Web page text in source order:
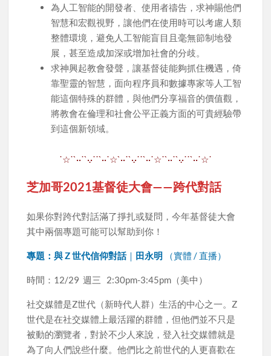
為人工智能的開發者、使用者禱告，求神賜他們
智慧和宏觀視野，讓他們在使用時可以考慮人類
整體環境，避免人工智能盲目且毫無節制地發
展，甚至造成加深或增加社會的分歧。
求神興起教會發聲，讓基督徒能夠抓住機遇，倚
靠聖靈的智慧，面向程序員和數據專家等人工智
能這個特殊的群體，與他們分享福音的價值觀，
將教會在倫理和社會公平正義方面的可貴經驗帶
到這個新領域。
˙☆˙`··˙`·.·˙˙`··˙☆`··˙`·.·˙˙`··˙☆˙`··˙`·.·˙˙`··˙☆˙
芝加哥2021基督徒大會——跨代對話
如果你對跨代對話滿了掙扎或疑問，今年基督徒大會
其中兩個專題可能可以幫助到你！
專題：與 Z 世代信仰對話｜ 田永明 （實體 / 直播）
時間：12/29 週三 2:30pm-3:45pm（美中）
社交媒體是Z世代（新時代人群）生活的中心之一。Z
世代是在社交媒體上最活躍的群體，但他們並不只是
被動的瀏覽者，對於不少人來說，登入社交媒體就是
為了向人們說些什麼。他們比之前世代的人更喜歡在